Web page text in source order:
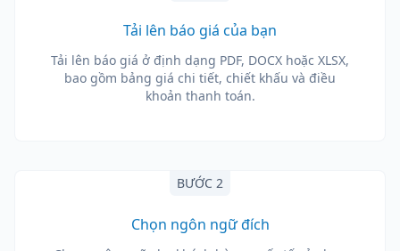
Tải lên báo giá của bạn
Tải lên báo giá ở định dạng PDF, DOCX hoặc XLSX,
bao gồm bảng giá chi tiết, chiết khấu và điều
khoản thanh toán.
BƯỚC 2
Chọn ngôn ngữ đích